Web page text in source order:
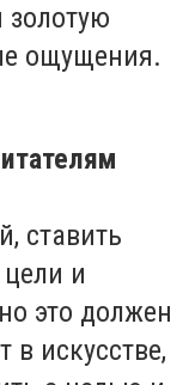
золотую
ощущения.
ставить
и
это должен
в искусстве,